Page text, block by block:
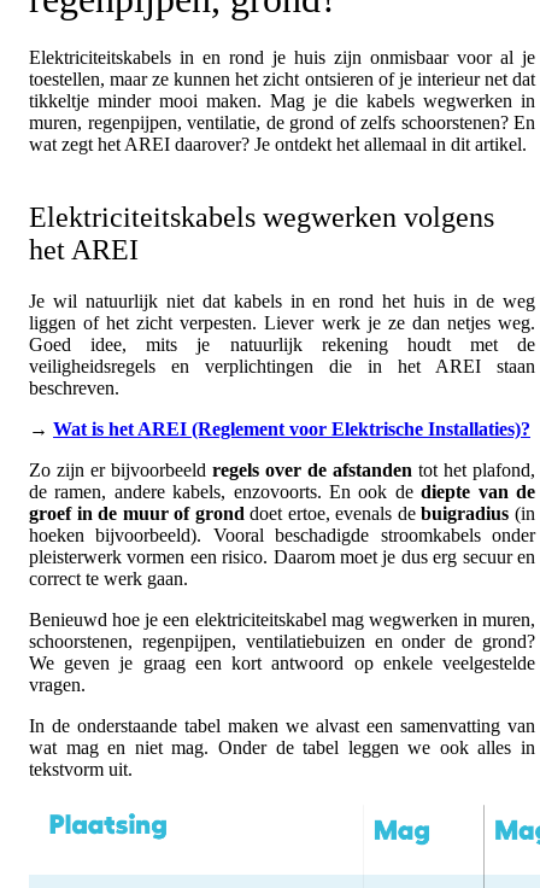
Elektriciteitskabels in en rond je huis zijn onmisbaar voor al je
toestellen, maar ze kunnen het zicht ontsieren of je interieur net dat
tikkeltje minder mooi maken. Mag je die kabels wegwerken in
muren, regenpijpen, ventilatie, de grond of zelfs schoorstenen? En
wat zegt het AREI daarover? Je ontdekt het allemaal in dit artikel.
Elektriciteitskabels wegwerken volgens
het AREI
Je wil natuurlijk niet dat kabels in en rond het huis in de weg
liggen of het zicht verpesten. Liever werk je ze dan netjes weg.
Goed idee, mits je natuurlijk rekening houdt met de
veiligheidsregels en verplichtingen die in het AREI staan
beschreven.
→ Wat is het AREI (Reglement voor Elektrische Installaties)?
Zo zijn er bijvoorbeeld regels over de afstanden tot het plafond,
de ramen, andere kabels, enzovoorts. En ook dediepte van de
groef in de muur of grond doet ertoe, evenals debuigradius (in
hoeken bijvoorbeeld). Vooral beschadigde stroomkabels onder
pleisterwerk vormen een risico. Daarom moet je dus erg secuur en
correct te werk gaan.
Benieuwd hoe je een elektriciteitskabel mag wegwerken in muren,
schoorstenen, regenpijpen, ventilatiebuizen en onder de grond?
We geven je graag een kort antwoord op enkele veelgestelde
vragen.
In de onderstaande tabel maken we alvast een samenvatting van
wat mag en niet mag. Onder de tabel leggen we ook alles in
tekstvorm uit.